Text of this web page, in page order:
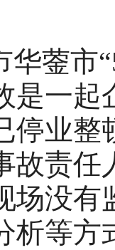
蓥市
是一起
停业整
故责任
场没有
析等方